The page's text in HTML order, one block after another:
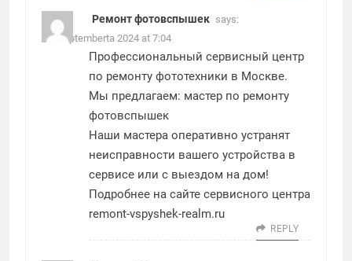
Ремонт фотовспышек says:
18. Septemberta 2024 at 7:04
Профессиональный сервисный центр
по ремонту фототехники в Москве.
Мы предлагаем: мастер по ремонту
фотовспышек
Наши мастера оперативно устранят
неисправности вашего устройства в
сервисе или с выездом на дом!
Подробнее на сайте сервисного центра
remont-vspyshek-realm.ru
REPLY